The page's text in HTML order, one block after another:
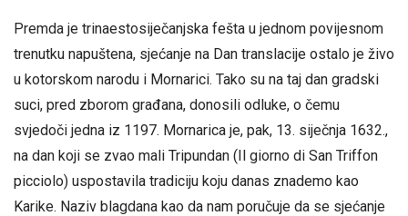
Premda je trinaestosiječanjska fešta u jednom povijesnom
trenutku napuštena, sjećanje na Dan translacije ostalo je živo
u kotorskom narodu i Mornarici. Tako su na taj dan gradski
suci, pred zborom građana, donosili odluke, o čemu
svjedoči jedna iz 1197. Mornarica je, pak, 13. siječnja 1632.,
na dan koji se zvao mali Tripundan (Il giorno di San Triffon
picciolo) uspostavila tradiciju koju danas znademo kao
Karike. Naziv blagdana kao da nam poručuje da se sjećanje